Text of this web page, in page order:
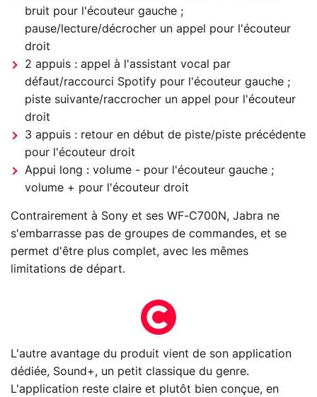
bruit pour l'écouteur gauche ;
pause/lecture/décrocher un appel pour l'écouteur
droit
2 appuis : appel à l'assistant vocal par
défaut/raccourci Spotify pour l'écouteur gauche ;
piste suivante/raccrocher un appel pour l'écouteur
droit
3 appuis : retour en début de piste/piste précédente
pour l'écouteur droit
Appui long : volume - pour l'écouteur gauche ;
volume + pour l'écouteur droit
Contrairement à Sony et ses WF-C700N, Jabra ne
s'embarrasse pas de groupes de commandes, et se
permet d'être plus complet, avec les mêmes
limitations de départ.
L'autre avantage du produit vient de son application
dédiée, Sound+, un petit classique du genre.
L'application reste claire et plutôt bien conçue, en